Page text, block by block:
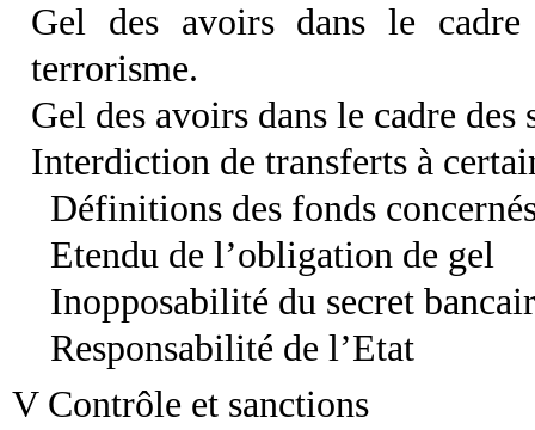
Gel des avoirs dans le
terrorisme.
Gel des avoirs dans le cadre
Interdiction de transferts à
Définitions des fonds
Etendu de l’obligation de gel
Inopposabilité du secret
Responsabilité de l’Etat
V Contrôle et sanctions